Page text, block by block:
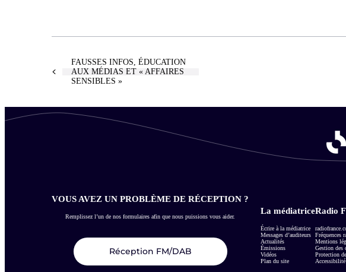
FAUSSES INFOS, ÉDUCATION
AUX MÉDIAS ET « AFFAIRES
SENSIBLES »
VOUS AVEZ UN PROBLÈME DE RÉCEPTION ?
Remplissez l’un de nos formulaires afin que nous puissions vous aider.
Réception FM/DAB
La médiatrice
Écrire à la médiatrice
Messages d’auditeurs
Actualités
Émissions
Vidéos
Plan du site
Radio
Fréquences
Mentions
Gestion des
Protection